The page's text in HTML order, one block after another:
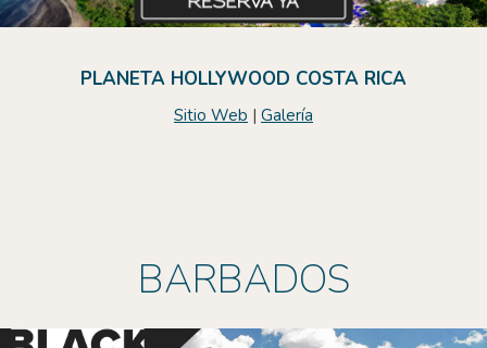
PLANETA HOLLYWOOD COSTA RICA
Sitio Web | Galería
BARBADOS